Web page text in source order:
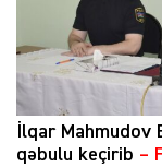
İlqar Mahmudov
qəbulu keçirib –